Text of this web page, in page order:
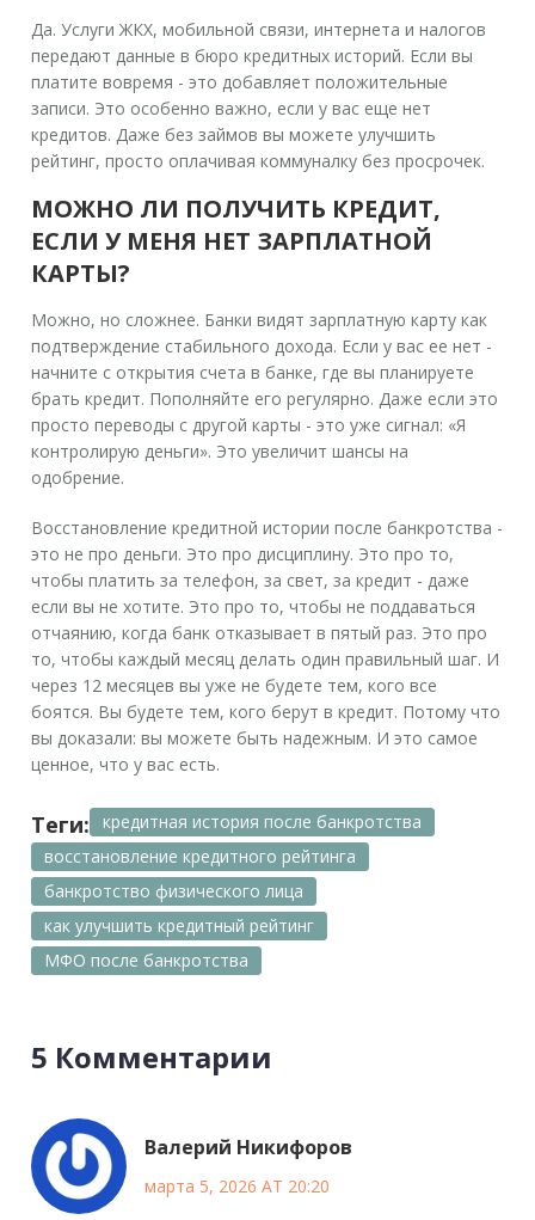
Да. Услуги ЖКХ, мобильной связи, интернета и налогов
передают данные в бюро кредитных историй. Если вы
платите вовремя - это добавляет положительные
записи. Это особенно важно, если у вас еще нет
кредитов. Даже без займов вы можете улучшить
рейтинг, просто оплачивая коммуналку без просрочек.
МОЖНО ЛИ ПОЛУЧИТЬ КРЕДИТ,
ЕСЛИ У МЕНЯ НЕТ ЗАРПЛАТНОЙ
КАРТЫ?
Можно, но сложнее. Банки видят зарплатную карту как
подтверждение стабильного дохода. Если у вас ее нет -
начните с открытия счета в банке, где вы планируете
брать кредит. Пополняйте его регулярно. Даже если это
просто переводы с другой карты - это уже сигнал: «Я
контролирую деньги». Это увеличит шансы на
одобрение.
Восстановление кредитной истории после банкротства -
это не про деньги. Это про дисциплину. Это про то,
чтобы платить за телефон, за свет, за кредит - даже
если вы не хотите. Это про то, чтобы не поддаваться
отчаянию, когда банк отказывает в пятый раз. Это про
то, чтобы каждый месяц делать один правильный шаг. И
через 12 месяцев вы уже не будете тем, кого все
боятся. Вы будете тем, кого берут в кредит. Потому что
вы доказали: вы можете быть надежным. И это самое
ценное, что у вас есть.
Теги:
кредитная история после банкротства
восстановление кредитного рейтинга
банкротство физического лица
как улучшить кредитный рейтинг
МФО после банкротства
5 Комментарии
Валерий Никифоров
марта 5, 2026 AT 20:20